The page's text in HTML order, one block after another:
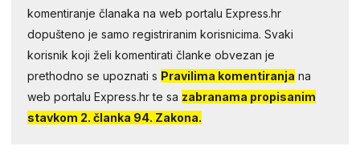
komentiranje članaka na web portalu Express.hr
dopušteno je samo registriranim korisnicima. Svaki
korisnik koji želi komentirati članke obvezan je
prethodno se upoznati s Pravilima komentiranja na
web portalu Express.hr te sa zabranama propisanim
stavkom 2. članka 94. Zakona.